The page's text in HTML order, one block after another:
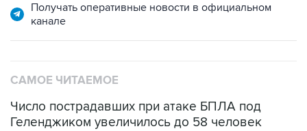
Получать оперативные новости в официальном
канале
САМОЕ ЧИТАЕМОЕ
Число пострадавших при атаке БПЛА под
Геленджиком увеличилось до 58 человек